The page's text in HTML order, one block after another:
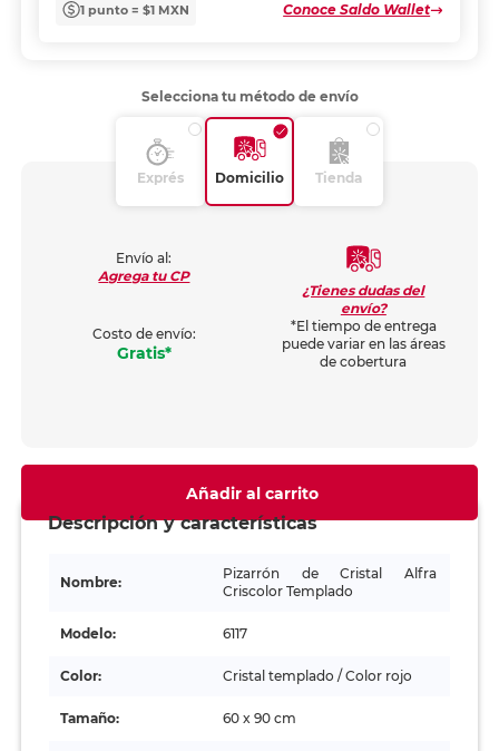
1 punto = $1 MXN Conoce Saldo Wallet
Selecciona tu método de envío
Exprés Domicilio Tienda
Envío al:
Agrega tu CP
Costo de envío:
Gratis*
¿Tienes dudas del
envío?
*El tiempo de entrega
puede variar en las áreas
de cobertura
Añadir al carrito
Descripción y características
Nombre:
Pizarrón de Cristal Alfra
Criscolor Templado
Modelo: 6117
Color: Cristal templado / Color rojo
Tamaño: 60 x 90 cm